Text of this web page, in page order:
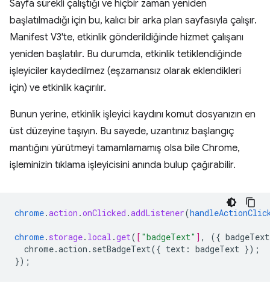
Sayfa sürekli çalıştığı ve hiçbir zaman yeniden
başlatılmadığı için bu, kalıcı bir arka plan sayfasıyla çalışır.
Manifest V3'te, etkinlik gönderildiğinde hizmet çalışanı
yeniden başlatılır. Bu durumda, etkinlik tetiklendiğinde
işleyiciler kaydedilmez (eşzamansız olarak eklendikleri
için) ve etkinlik kaçırılır.
Bunun yerine, etkinlik işleyici kaydını komut dosyanızın en
üst düzeyine taşıyın. Bu sayede, uzantınız başlangıç
mantığını yürütmeyi tamamlamamış olsa bile Chrome,
işleminizin tıklama işleyicisini anında bulup çağırabilir.
chrome.action .onClicked .addListener(
chrome. storage. local .get( [ "badgeText" ] , ({ badgeText
chrome.action.setBadgeText({ text : badgeText });
});